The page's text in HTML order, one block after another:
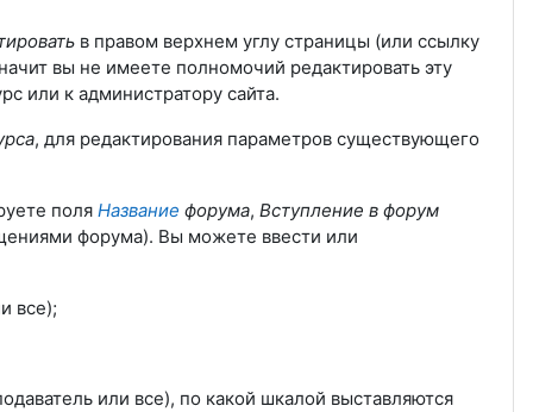
в правом верхнем углу страницы (или ссылку
вы не имеете полномочий редактировать эту
или к администратору сайта.
, для редактирования параметров существующего
поля Название форума, Вступление в форум
форума). Вы можете ввести или
все);
или все), по какой шкалой выставляются